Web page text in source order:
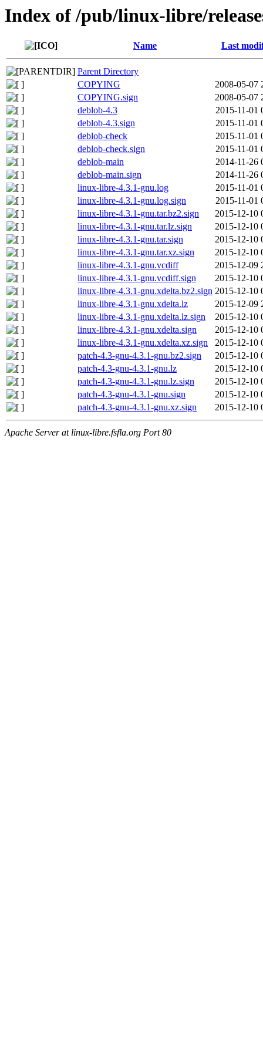
Index of /pub/linux-libre/
Name Last
Parent Directory
COPYING
2008-05-07
COPYING.sign
2008-05-07
deblob-4.3
2015-11-01
deblob-4.3.sign
2015-11-01
deblob-check
2015-11-01
deblob-check.sign
2015-11-01
deblob-main
2014-11-26
deblob-main.sign
2014-11-26
linux-libre-4.3.1-gnu.log
2015-11-01
linux-libre-4.3.1-gnu.log.sign
2015-11-01
linux-libre-4.3.1-gnu.tar.bz2.sign
2015-12-10
linux-libre-4.3.1-gnu.tar.lz.sign
2015-12-10
linux-libre-4.3.1-gnu.tar.sign
2015-12-10
linux-libre-4.3.1-gnu.tar.xz.sign
2015-12-10
linux-libre-4.3.1-gnu.vcdiff
2015-12-09
linux-libre-4.3.1-gnu.vcdiff.sign
2015-12-10
linux-libre-4.3.1-gnu.xdelta.bz2.sign 2015-12-10
linux-libre-4.3.1-gnu.xdelta.lz
2015-12-09
linux-libre-4.3.1-gnu.xdelta.lz.sign
2015-12-10
linux-libre-4.3.1-gnu.xdelta.sign
2015-12-10
linux-libre-4.3.1-gnu.xdelta.xz.sign
2015-12-10
patch-4.3-gnu-4.3.1-gnu.bz2.sign
2015-12-10
patch-4.3-gnu-4.3.1-gnu.lz
2015-12-10
patch-4.3-gnu-4.3.1-gnu.lz.sign
2015-12-10
patch-4.3-gnu-4.3.1-gnu.sign
2015-12-10
patch-4.3-gnu-4.3.1-gnu.xz.sign
2015-12-10
Apache Server at linux-libre.fsfla.org Port 80